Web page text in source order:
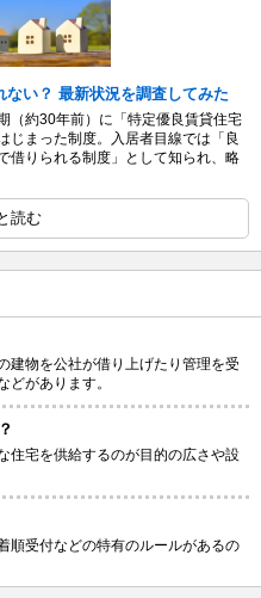
い？ 最新状況を調査してみた
（約30年前）に「特定優良賃貸住宅
じまった制度。入居者目線では「良
借りられる制度」として知られ、略
読む
建物を公社が借り上げたり管理を受
どがあります。
住宅を供給するのが目的の広さや設
順受付などの特有のルールがあるの